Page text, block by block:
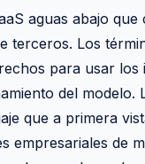
aguas abajo
terceros. Los
para usar
del modelo.
que a primera
empresariales de